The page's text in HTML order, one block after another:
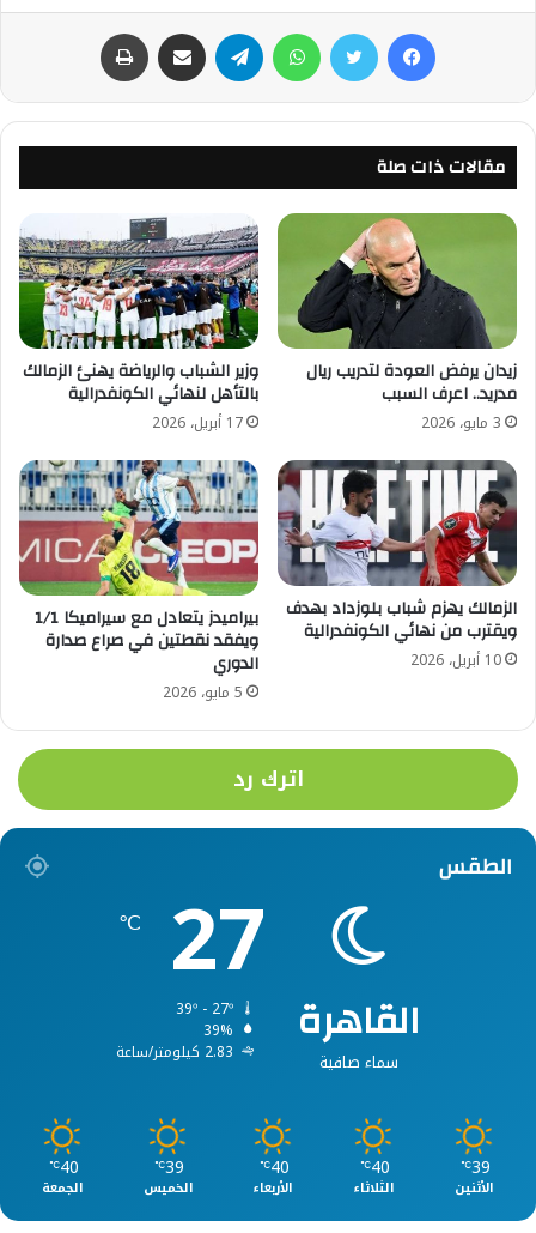
مقالات ذات صلة
زيدان يرفض العودة لتدريب ريال
مدريد.. اعرف السبب
3 مايو، 2026
وزير الشباب والرياضة يهنئ الزمالك
بالتأهل لنهائي الكونفدرالية
17 أبريل، 2026
الزمالك يهزم شباب بلوزداد بهدف
ويقترب من نهائي الكونفدرالية
10 أبريل، 2026
بيراميدز يتعادل مع سيراميكا 1/1
ويفقد نقطتين في صراع صدارة
الدوري
5 مايو، 2026
اترك رد
الطقس
القاهرة
سماء صافية
27
℃
39%
2.83 كيلومتر/ساعة
39
℃
الأثنين
40
℃
الثلاثاء
40
℃
الأربعاء
39
℃
الخميس
40
℃
الجمعة